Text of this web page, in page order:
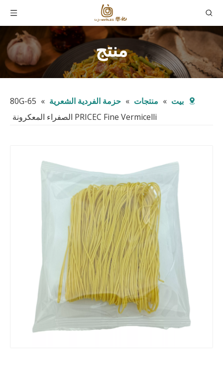
منتج
بيت » منتجات » حزمة الفردية الشعرية »
65-80G
PRICEC Fine Vermicelli الصفراء المعكرونة